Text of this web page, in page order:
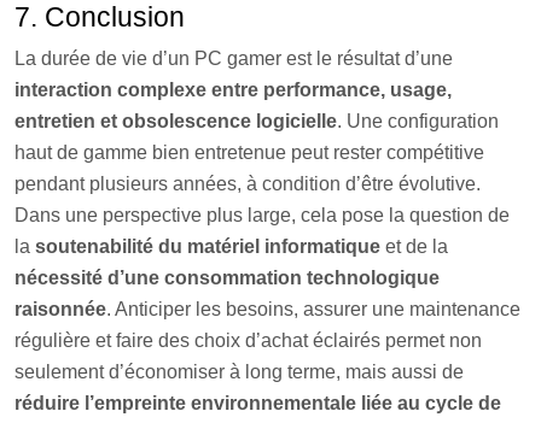
7. Conclusion
La durée de vie d’un PC gamer est le résultat d’une
interaction complexe entre performance, usage,
entretien et obsolescence logicielle. Une configuration
haut de gamme bien entretenue peut rester compétitive
pendant plusieurs années, à condition d’être évolutive.
Dans une perspective plus large, cela pose la question de
la soutenabilité du matériel informatique et de la
nécessité d’une consommation technologique
raisonnée. Anticiper les besoins, assurer une maintenance
régulière et faire des choix d’achat éclairés permet non
seulement d’économiser à long terme, mais aussi de
réduire l’empreinte environnementale liée au cycle de